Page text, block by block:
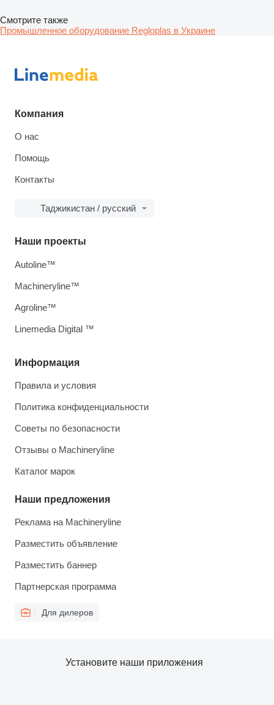
Смотрите также
Промышленное оборудование Regloplas в Украине
Компания
О нас
Помощь
Контакты
Таджикистан / русский
Информация
Правила и условия
Политика конфиденциальности
Советы по безопасности
Отзывы о Machineryline
Каталог марок
Наши предложения
Реклама на Machineryline
Разместить объявление
Разместить баннер
Партнерская программа
Для дилеров
Наши проекты
Autoline™
Machineryline™
Agroline™
Linemedia Digital ™
Установите наши приложения